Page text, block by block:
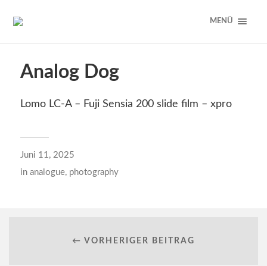
MENÜ
Analog Dog
Lomo LC-A – Fuji Sensia 200 slide film – xpro
Juni 11, 2025
in analogue, photography
← VORHERIGER BEITRAG